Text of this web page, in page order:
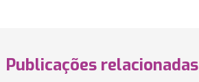
Publicações relacionadas